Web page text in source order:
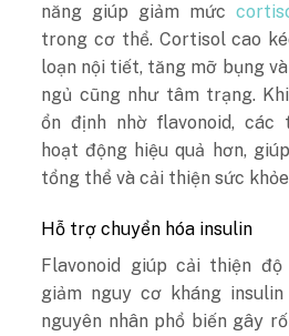
năng giúp giảm mức
trong cơ thể. Cortisol cao
loạn nội tiết, tăng mỡ bụng
ngủ cũng như tâm trạng.
ổn định nhờ flavonoid,
hoạt động hiệu quả hơn,
tổng thể và cải thiện sức
Hỗ trợ chuyển hóa insulin
Flavonoid giúp cải thiện
giảm nguy cơ kháng
nguyên nhân phổ biến gây